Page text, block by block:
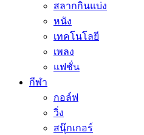
สลากกินแบ่ง
หนัง
เทคโนโลยี
เพลง
แฟชั่น
กีฬา
กอล์ฟ
วิ่ง
สนุ๊กเกอร์